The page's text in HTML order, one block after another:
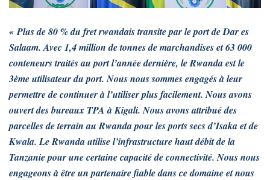
« Plus de 80 % du fret rwandais transite par le port de Dar es
Salaam. Avec 1,4 million de tonnes de marchandises et 63 000
conteneurs traités au port l’année dernière, le Rwanda est le
3ème utilisateur du port. Nous nous sommes engagés à leur
permettre de continuer à l’utiliser plus facilement. Nous avons
ouvert des bureaux TPA à Kigali. Nous avons attribué des
parcelles de terrain au Rwanda pour les ports secs d’Isaka et de
Kwala. Le Rwanda utilise l’infrastructure haut débit de la
Tanzanie pour une certaine capacité de connectivité. Nous nous
engageons à être un partenaire fiable dans ce domaine et nous